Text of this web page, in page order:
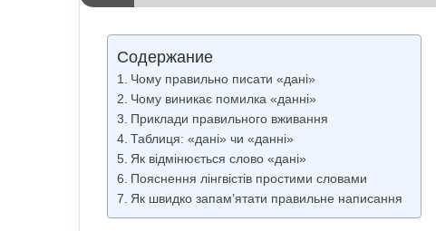
Содержание
Чому правильно писати «дані»
Чому виникає помилка «данні»
Приклади правильного вживання
Таблиця: «дані» чи «данні»
Як відмінюється слово «дані»
Пояснення лінгвістів простими словами
Як швидко запам’ятати правильне написання